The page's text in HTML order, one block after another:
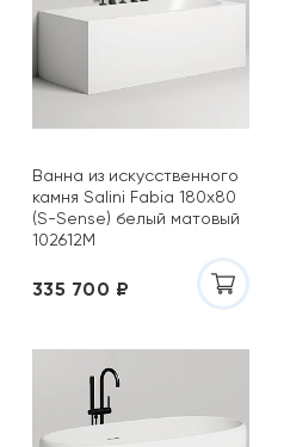
Ванна из искусственного
камня Salini Fabia 180x80
(S-Sense) белый матовый
102612M
335 700 ₽